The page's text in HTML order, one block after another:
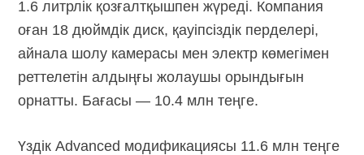
1.6 литрлік қозғалтқышпен жүреді. Компания
оған 18 дюймдік диск, қауіпсіздік перделері,
айнала шолу камерасы мен электр көмегімен
реттелетін алдыңғы жолаушы орындығын
орнатты. Бағасы — 10.4 млн теңге.
Үздік Advanced модификациясы 11.6 млн теңге